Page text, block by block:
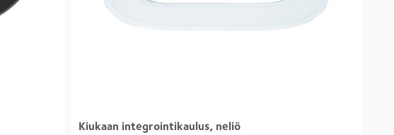
Kiukaan integrointikaulus, neliö